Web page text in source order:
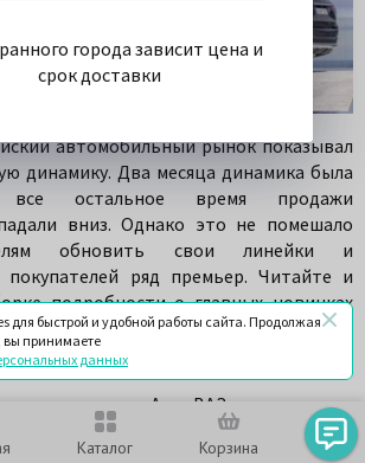
Каталог Корзина Чат
автомобильный рынок показывал
динамику. Два месяца динамика была
все остальное время продажи
вниз. Однако это не помешало
обновить свои линейки и
покупателей ряд премьер. Читайте и
подробности о главных новинках
Granta Cross
модель от АвтоВАЗа отличается
и пластиковым обвесом
защиту при передвижении
города зависит цена и
срок доставки
для быстрой и удобной работы сайта. Продолжая
вы принимаете
данных